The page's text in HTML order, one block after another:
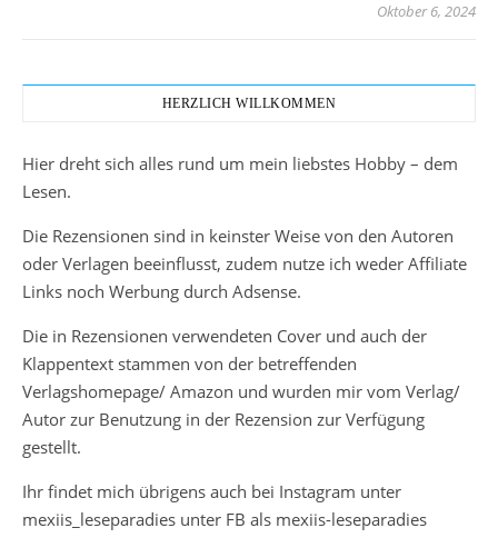
Oktober 6, 2024
HERZLICH WILLKOMMEN
Hier dreht sich alles rund um mein liebstes Hobby – dem
Lesen.
Die Rezensionen sind in keinster Weise von den Autoren
oder Verlagen beeinflusst, zudem nutze ich weder Affiliate
Links noch Werbung durch Adsense.
Die in Rezensionen verwendeten Cover und auch der
Klappentext stammen von der betreffenden
Verlagshomepage/ Amazon und wurden mir vom Verlag/
Autor zur Benutzung in der Rezension zur Verfügung
gestellt.
Ihr findet mich übrigens auch bei Instagram unter
mexiis_leseparadies unter FB als mexiis-leseparadies